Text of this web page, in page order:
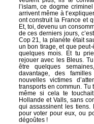
l’islam, ce dogme
arrivent même à
ont construit la France et
Et, toi, devenu un
de ces derniers jours,
Cop 21, la planète était
un bon tirage, et que
quelques mois. Et tu
rejouer avec les Bleus.
être quelques
davantage, des
nouvelles victimes
transports en commun. Tu
même si cela te
Hollande et Valls, sans
qui assassinent les tiens.
pour voter pour eux, ou
dégoûtes !